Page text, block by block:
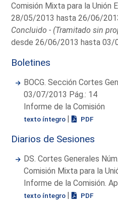
Comisión Mixta para la Unión
28/05/2013 hasta 26/06/
Concluido - (Tramitado sin
desde 26/06/2013 hasta 03/
Boletines
BOCG. Sección Cortes
03/07/2013 Pág.: 14
Informe de la Comisión
texto íntegro | PDF
Diarios de Sesiones
DS. Cortes Generales
Comisión Mixta para la
Informe de la Comisión.
texto íntegro | PDF